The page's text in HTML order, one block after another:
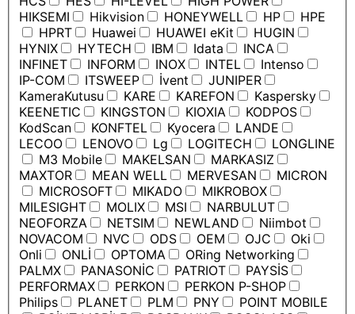
HIKSEMI
Hikvision HONEYWELL HP
HPE
HPRT
Huawei HUAWEI eKit
HUGIN
HYNIX
HYTECH IBM Idata
INCA
INFINET
INFORM INOX INTEL
Intenso
IP-COM
ITSWEEP İvent
JUNIPER
KameraKutusu
KARE KAREFON
Kaspersky
KEENETIC
KINGSTON KIOXIA
KODPOS
KodScan
KONFTEL Kyocera
LANDE
LECOO
LENOVO Lg LOGITECH
LONGLINE
M3 Mobile
MAKELSAN
MARKASIZ
MAXTOR
MEAN WELL MERVESAN
MICRON
MICROSOFT
MIKADO
MIKROBOX
MILESIGHT
MOLIX MSI
NARBULUT
NEOFORZA
NETSIM NEWLAND
Niimbot
NOVACOM
NVC ODS OEM OJC
Oki
Onli
ONLİ OPTOMA
ORing Networking
PALMX
PANASONİC PATRIOT
PAYSİS
PERFORMAX
PERKON
PERKON P-SHOP
Philips
PLANET PLM PNY
POINT MOBILE